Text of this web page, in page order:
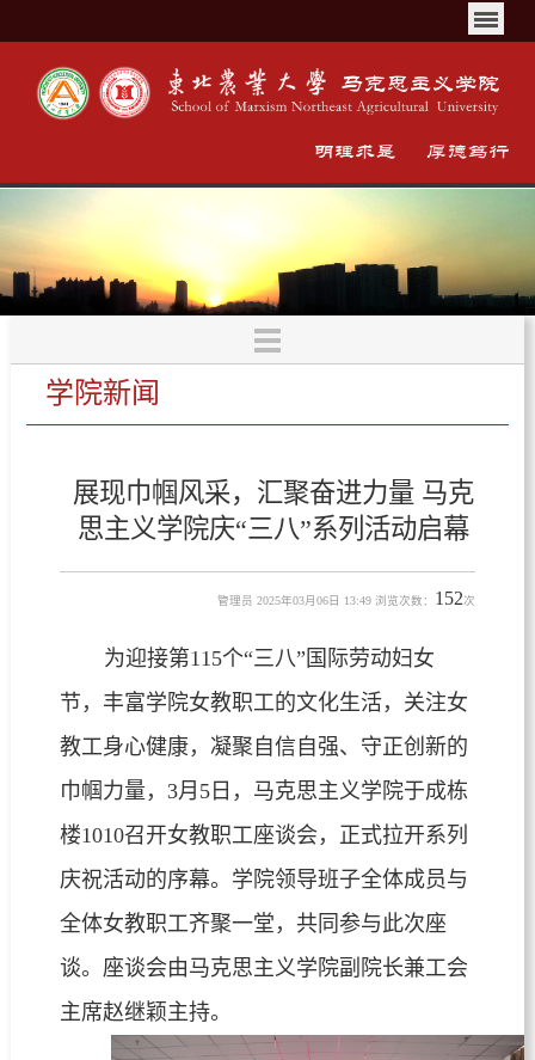
学院新闻
展现巾帼风采，汇聚奋进力量 马克
思主义学院庆“三八”系列活动启幕
管理员 2025年03月06日 13:49 浏览次数： 152次
为迎接第115个“三八”国际劳动妇女
节，丰富学院女教职工的文化生活，关注女
教工身心健康，凝聚自信自强、守正创新的
巾帼力量，3月5日，马克思主义学院于成栋
楼1010召开女教职工座谈会，正式拉开系列
庆祝活动的序幕。学院领导班子全体成员与
全体女教职工齐聚一堂，共同参与此次座
谈。座谈会由马克思主义学院副院长兼工会
主席赵继颖主持。